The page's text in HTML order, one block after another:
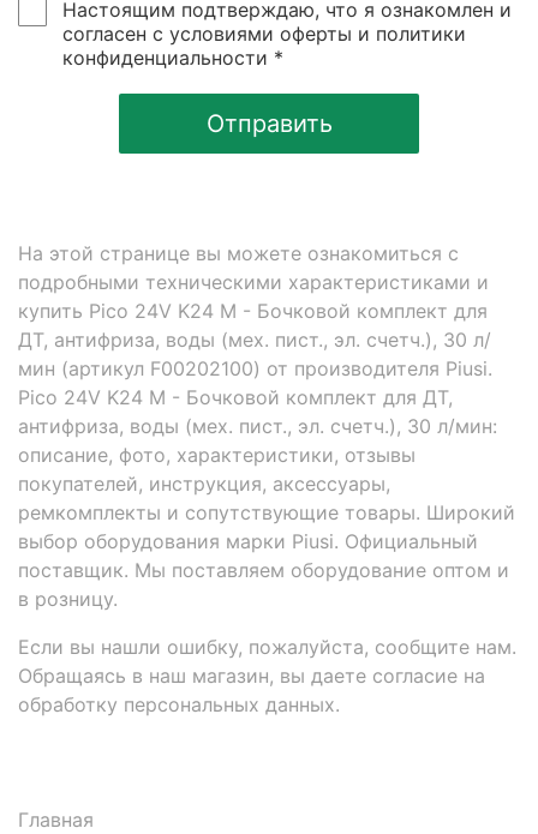
Настоящим подтверждаю, что я ознакомлен и
согласен с условиями оферты и политики
конфиденциальности *
Отправить
На этой странице вы можете ознакомиться с
подробными техническими характеристиками и
купить Pico 24V K24 M - Бочковой комплект для
ДТ, антифриза, воды (мех. пист., эл. счетч.), 30 л/
мин (артикул F00202100) от производителя Piusi.
Pico 24V K24 M - Бочковой комплект для ДТ,
антифриза, воды (мех. пист., эл. счетч.), 30 л/мин:
описание, фото, характеристики, отзывы
покупателей, инструкция, аксессуары,
ремкомплекты и сопутствующие товары. Широкий
выбор оборудования марки Piusi. Официальный
поставщик. Мы поставляем оборудование оптом и
в розницу.
Если вы нашли ошибку, пожалуйста, сообщите нам.
Обращаясь в наш магазин, вы даете согласие на
обработку персональных данных.
Главная